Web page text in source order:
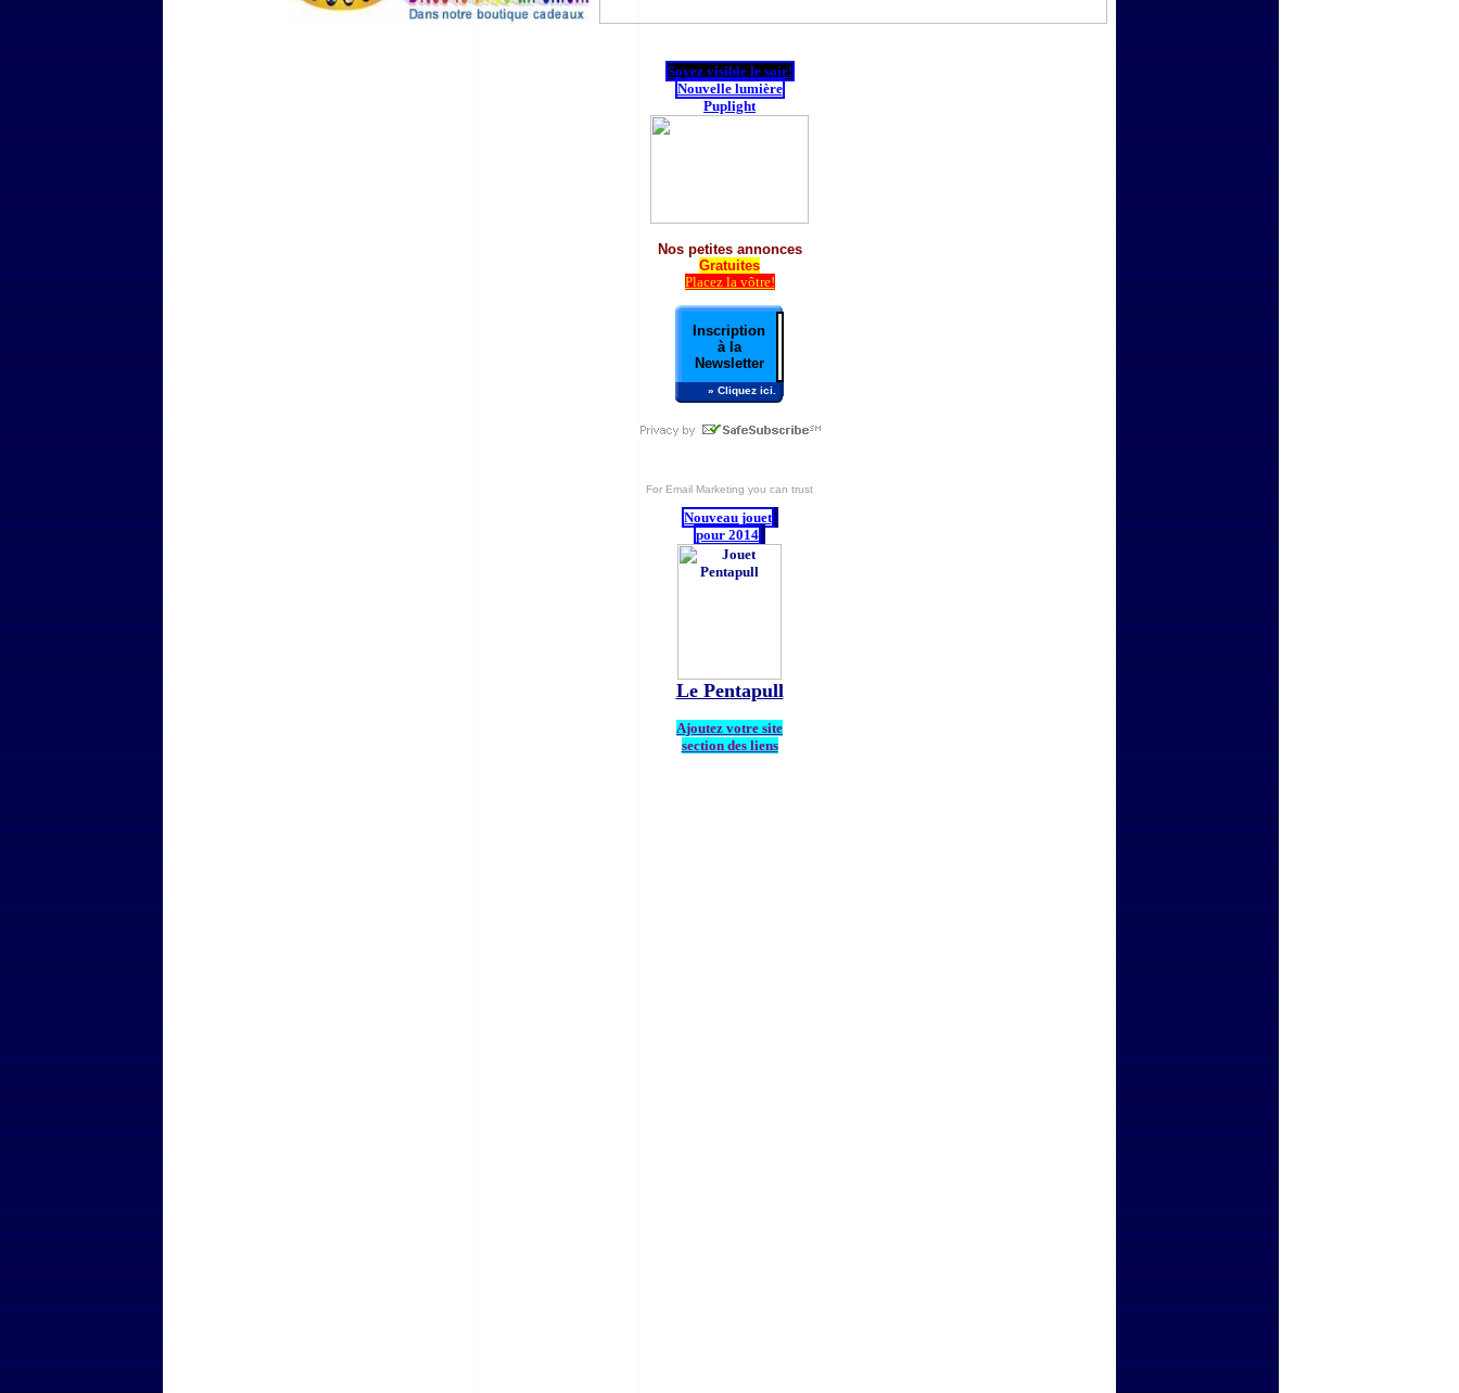
Soyez visible le soir!
Nouvelle lumière
Puplight
Nos petites annonces
Gratuites
Placez la vôtre!
Inscription
à la
Newsletter
» Cliquez ici.
For Email Marketing you can trust
Nouveau jouet
pour 2014
Le Pentapull
Ajoutez votre site
section des liens